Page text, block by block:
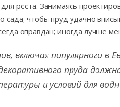
роста. Занимаясь
сада, чтобы пруд удачно
оправдан; иногда лучше
включая популярного в
пруда
и условий для